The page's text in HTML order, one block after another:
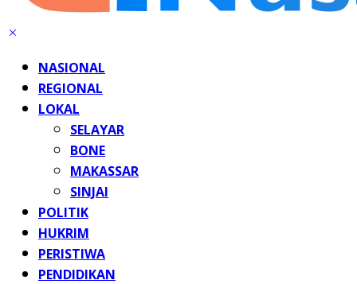
NASIONAL
REGIONAL
LOKAL
SELAYAR
BONE
MAKASSAR
SINJAI
POLITIK
HUKRIM
PERISTIWA
PENDIDIKAN